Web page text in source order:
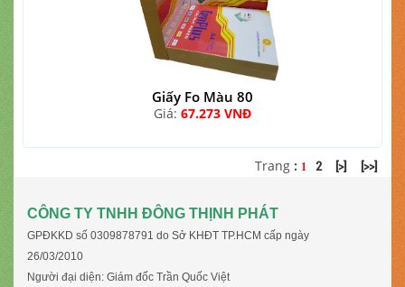
Giấy Fo Màu 80
Giá: 67.273 VNĐ
Trang : 1 2 [>] [>>]
CÔNG TY TNHH ĐÔNG THỊNH PHÁT
GPĐKKD số 0309878791 do Sở KHĐT TP.HCM cấp ngày
26/03/2010
Người đại diện: Giám đốc Trần Quốc Việt